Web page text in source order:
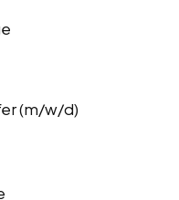
(m/w/d)